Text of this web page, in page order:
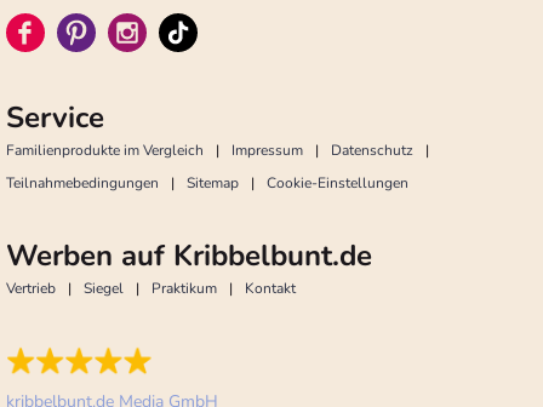
Service
Familienprodukte im Vergleich Impressum
Datenschutz
Teilnahmebedingungen
Sitemap Cookie-Einstellungen
Werben auf Kribbelbunt.de
Vertrieb Siegel Praktikum Kontakt
kribbelbunt.de Media GmbH